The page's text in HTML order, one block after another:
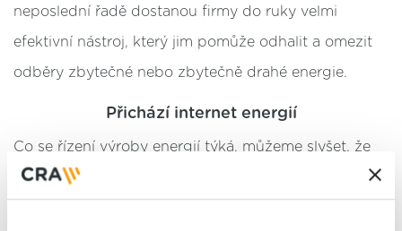
neposlední řadě dostanou firmy do ruky velmi
efektivní nástroj, který jim pomůže odhalit a omezit
odběry zbytečné nebo zbytečně drahé energie.
Přichází internet energií
Co se řízení výroby energií týká, můžeme slyšet, že
se hovoří o tzv . Jde o monitorovací